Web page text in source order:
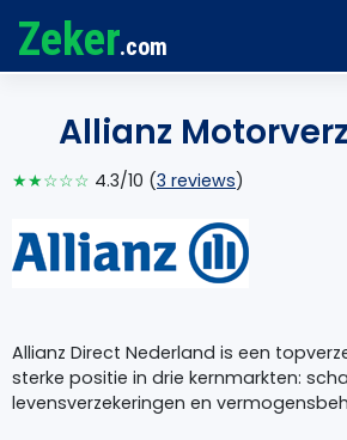
Zeker.com
Allianz
★★☆☆☆ 4.3/10 (3 reviews)
Allianz Direct Nederland is een
sterke positie in drie kernmarkten:
levensverzekeringen en